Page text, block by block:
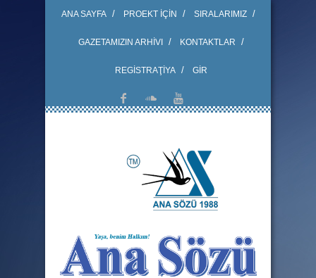
ANA SAYFA PROEKT İÇİN SIRALARIMIZ
GAZETAMIZIN ARHİVI KONTAKTLAR
REGİSTRAŢİYA GİR